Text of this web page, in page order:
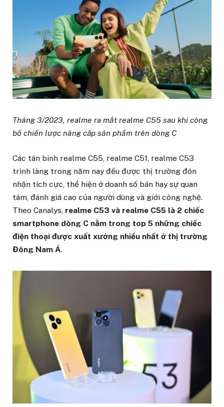
Tháng 3/2023, realme ra mắt realme C55 sau khi công
bố chiến lược nâng cấp sản phẩm trên dòng C
Các tân binh realme C55, realme C51, realme C53
trình làng trong năm nay đều được thị trường đón
nhận tích cực, thể hiện ở doanh số bán hay sự quan
tâm, đánh giá cao của người dùng và giới công nghệ.
Theo Canalys, realme C53 và realme C55 là 2 chiếc
smartphone dòng C nằm trong top 5 những chiếc
điện thoại được xuất xưởng nhiều nhất ở thị trường
Đông Nam Á.